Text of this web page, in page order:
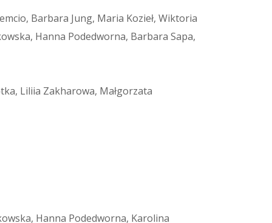
Barbara Jung, Maria Kozieł, Wiktoria
Hanna Podedworna, Barbara Sapa,
Liliia Zakharowa, Małgorzata
Hanna Podedworna, Karolina